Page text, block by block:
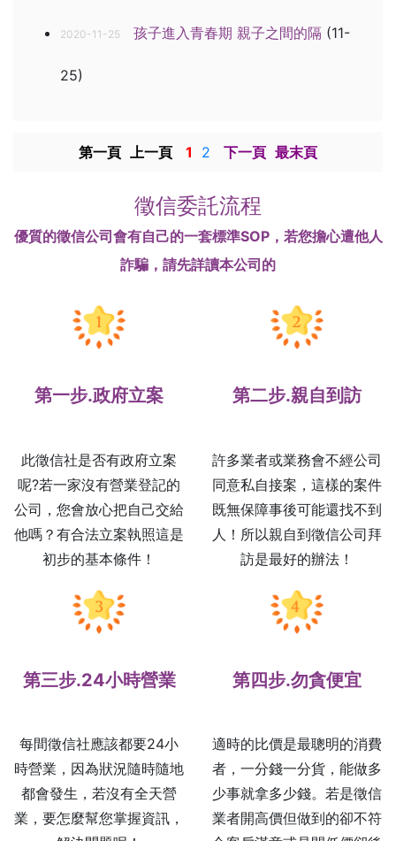
2020-11-25 孩子進入青春期 親子之間的隔 (11-
25)
第一頁 上一頁 1 2 下一頁 最末頁
徵信委託流程
優質的徵信公司會有自己的一套標準SOP，若您擔心遭他人
詐騙，請先詳讀本公司的
第一步.政府立案
此徵信社是否有政府立案
呢?若一家沒有營業登記的
公司，您會放心把自己交給
他嗎？有合法立案執照這是
初步的基本條件！
第二步.親自到訪
許多業者或業務會不經公司
同意私自接案，這樣的案件
既無保障事後可能還找不到
人！所以親自到徵信公司拜
訪是最好的辦法！
第三步.24小時營業
每間徵信社應該都要24小
時營業，因為狀況隨時隨地
都會發生，若沒有全天營
業，要怎麼幫您掌握資訊，
第四步.勿貪便宜
適時的比價是最聰明的消費
者，一分錢一分貨，能做多
少事就拿多少錢。若是徵信
業者開高價但做到的卻不符